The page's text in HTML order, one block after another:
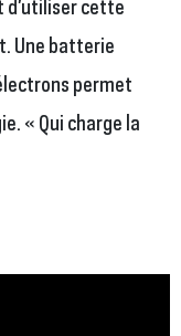
Une batterie
permet
« Qui charge la